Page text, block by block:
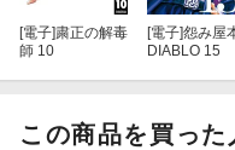
[電子]粛正の解毒
師 10
[電子]怨み屋
DIABLO 15
この商品を買っ